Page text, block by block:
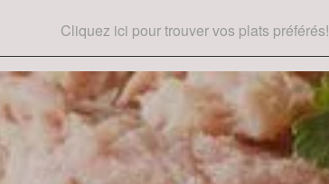
Cliquez ici pour trouver vos plats préférés!